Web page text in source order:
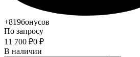
+819бонусов
По запросу
11 700 ₽0 ₽
В наличии